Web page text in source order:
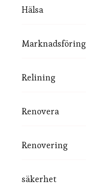
Hälsa
Marknadsföring
Relining
Renovera
Renovering
säkerhet